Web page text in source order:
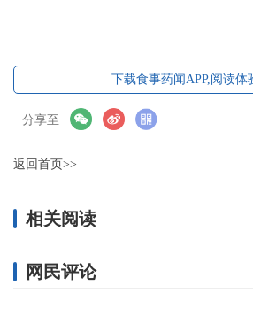
下载食事药闻APP,阅读体
分享至
返回首页>>
相关阅读
网民评论